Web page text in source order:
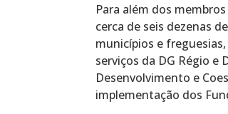
Para além dos
cerca de seis dezenas
municípios e
serviços da DG Régio e
Desenvolvimento e
implementação dos